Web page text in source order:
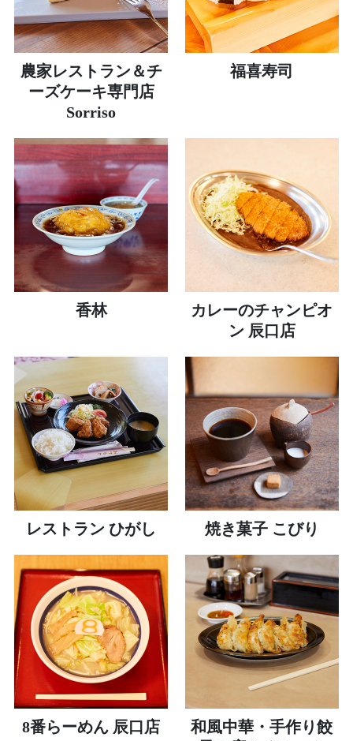
農家レストラン＆チ
ーズケーキ専門店
Sorriso
福喜寿司
香林
カレーのチャンピオ
ン 辰口店
レストラン ひがし 焼き菓子 こびり
8番らーめん 辰口店
和風中華・手作り餃